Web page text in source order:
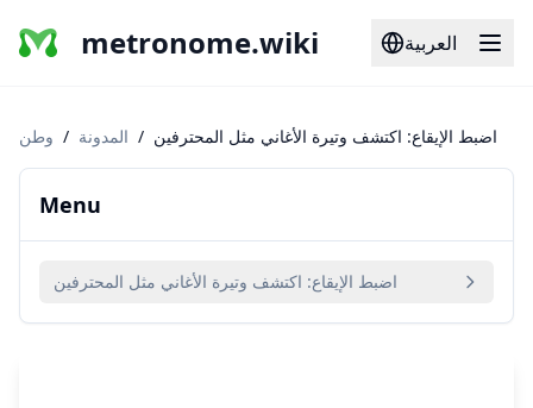
metronome.wiki العربية
وطن / المدونة / اضبط الإيقاع: اكتشف وتيرة الأغاني مثل المحترفين
Menu
اضبط الإيقاع: اكتشف وتيرة الأغاني مثل المحترفين